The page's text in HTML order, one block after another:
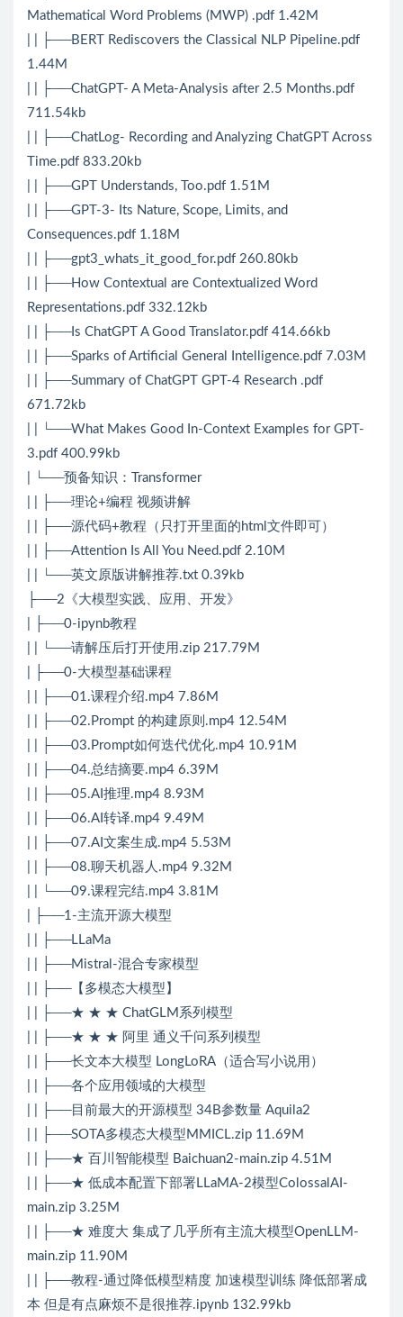
Mathematical Word Problems (MWP) .pdf 1.42M
| | ├──BERT Rediscovers the Classical NLP Pipeline.pdf
1.44M
| | ├──ChatGPT- A Meta-Analysis after 2.5 Months.pdf
711.54kb
| | ├──ChatLog- Recording and Analyzing ChatGPT Across
Time.pdf 833.20kb
| | ├──GPT Understands, Too.pdf 1.51M
| | ├──GPT-3- Its Nature, Scope, Limits, and
Consequences.pdf 1.18M
| | ├──gpt3_whats_it_good_for.pdf 260.80kb
| | ├──How Contextual are Contextualized Word
Representations.pdf 332.12kb
| | ├──Is ChatGPT A Good Translator.pdf 414.66kb
| | ├──Sparks of Artificial General Intelligence.pdf 7.03M
| | ├──Summary of ChatGPT GPT-4 Research .pdf
671.72kb
| | └──What Makes Good In-Context Examples for GPT-
3.pdf 400.99kb
| └──预备知识：Transformer
| | ├──理论+编程 视频讲解
| | ├──源代码+教程（只打开里面的html文件即可）
| | ├──Attention Is All You Need.pdf 2.10M
| | └──英文原版讲解推荐.txt 0.39kb
├──2《大模型实践、应用、开发》
| ├──0-ipynb教程
| | └──请解压后打开使用.zip 217.79M
| ├──0-大模型基础课程
| | ├──01.课程介绍.mp4 7.86M
| | ├──02.Prompt 的构建原则.mp4 12.54M
| | ├──03.Prompt如何迭代优化.mp4 10.91M
| | ├──04.总结摘要.mp4 6.39M
| | ├──05.AI推理.mp4 8.93M
| | ├──06.AI转译.mp4 9.49M
| | ├──07.AI文案生成.mp4 5.53M
| | ├──08.聊天机器人.mp4 9.32M
| | └──09.课程完结.mp4 3.81M
| ├──1-主流开源大模型
| | ├──LLaMa
| | ├──Mistral-混合专家模型
| | ├──【多模态大模型】
| | ├──★ ★ ★ ChatGLM系列模型
| | ├──★ ★ ★ 阿里 通义千问系列模型
| | ├──长文本大模型 LongLoRA（适合写小说用）
| | ├──各个应用领域的大模型
| | ├──目前最大的开源模型 34B参数量 Aquila2
| | ├──SOTA多模态大模型MMICL.zip 11.69M
| | ├──★ 百川智能模型 Baichuan2-main.zip 4.51M
| | ├──★ 低成本配置下部署LLaMA-2模型ColossalAI-
main.zip 3.25M
| | ├──★ 难度大 集成了几乎所有主流大模型OpenLLM-
main.zip 11.90M
| | ├──教程-通过降低模型精度 加速模型训练 降低部署成
本 但是有点麻烦不是很推荐.ipynb 132.99kb